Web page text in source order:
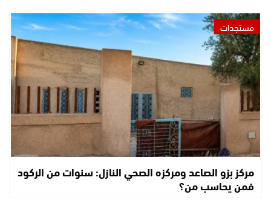
مستجدات
مركز بزو الصاعد ومركزه الصحي النازل: سنوات من الركود
فمن يحاسب من؟